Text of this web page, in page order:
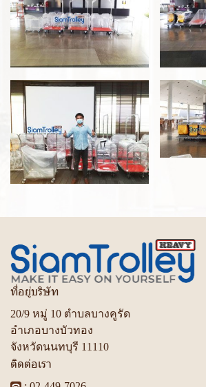
ที่อยู่บริษัท
20/9 หมู่ 10 ตำบลบางคูรัด
อำเภอบางบัวทอง
จังหวัดนนทบุรี 11110
ติดต่อเรา